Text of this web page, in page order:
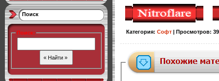
Поиск
Поиск: Категория: Софт| Просмотров: 39